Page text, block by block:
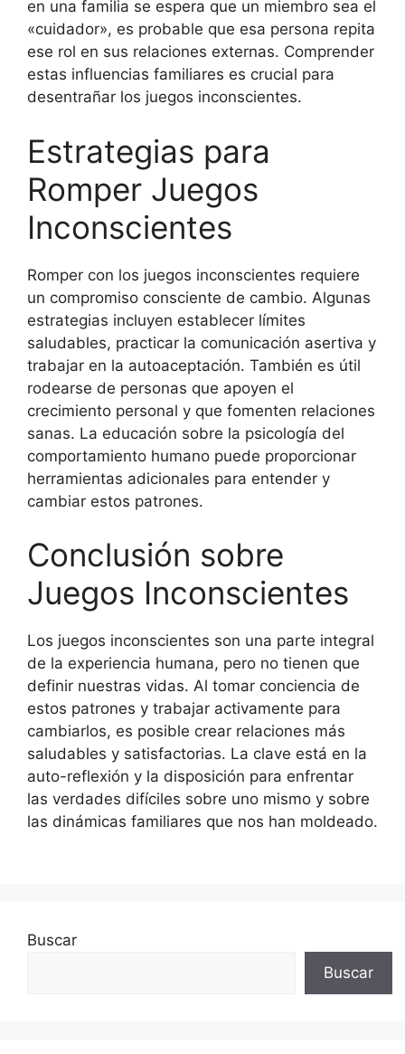
en una familia se espera que un miembro sea el
«cuidador», es probable que esa persona repita
ese rol en sus relaciones externas. Comprender
estas influencias familiares es crucial para
desentrañar los juegos inconscientes.
Estrategias para
Romper Juegos
Inconscientes
Romper con los juegos inconscientes requiere
un compromiso consciente de cambio. Algunas
estrategias incluyen establecer límites
saludables, practicar la comunicación asertiva y
trabajar en la autoaceptación. También es útil
rodearse de personas que apoyen el
crecimiento personal y que fomenten relaciones
sanas. La educación sobre la psicología del
comportamiento humano puede proporcionar
herramientas adicionales para entender y
cambiar estos patrones.
Conclusión sobre
Juegos Inconscientes
Los juegos inconscientes son una parte integral
de la experiencia humana, pero no tienen que
definir nuestras vidas. Al tomar conciencia de
estos patrones y trabajar activamente para
cambiarlos, es posible crear relaciones más
saludables y satisfactorias. La clave está en la
auto-reflexión y la disposición para enfrentar
las verdades difíciles sobre uno mismo y sobre
las dinámicas familiares que nos han moldeado.
Buscar
Buscar